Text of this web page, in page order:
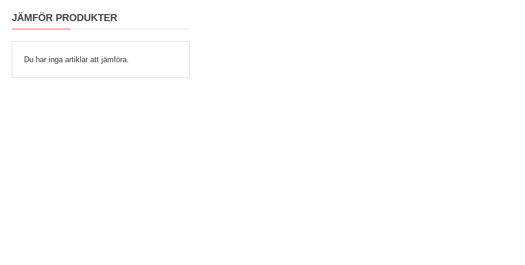
JÄMFÖR PRODUKTER
Du har inga artiklar att jämföra.